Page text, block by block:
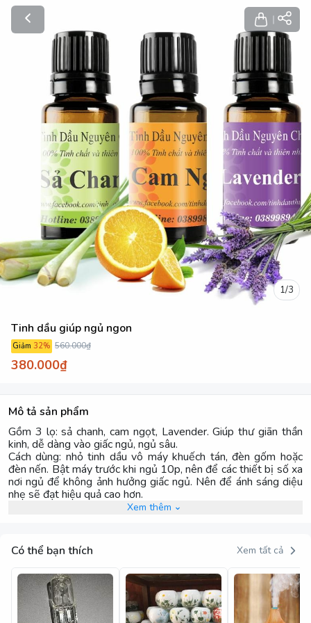
1/3
Tinh dầu giúp ngủ ngon
Giảm 32% 560.000₫
380.000₫
Mô tả sản phẩm
Gồm 3 lọ: sả chanh, cam ngọt, Lavender. Giúp thư giãn thần
kinh, dễ dàng vào giấc ngủ, ngủ sâu.
Cách dùng: nhỏ tinh dầu vô máy khuếch tán, đèn gốm hoặc
đèn nến. Bật máy trước khi ngủ 10p, nên để các thiết bị số xa
nơi ngủ để không ảnh hưởng giấc ngủ. Nên để ánh sáng diệu
nhẹ sẽ đạt hiệu quả cao hơn.
Xem thêm
Có thể bạn thích Xem tất cả